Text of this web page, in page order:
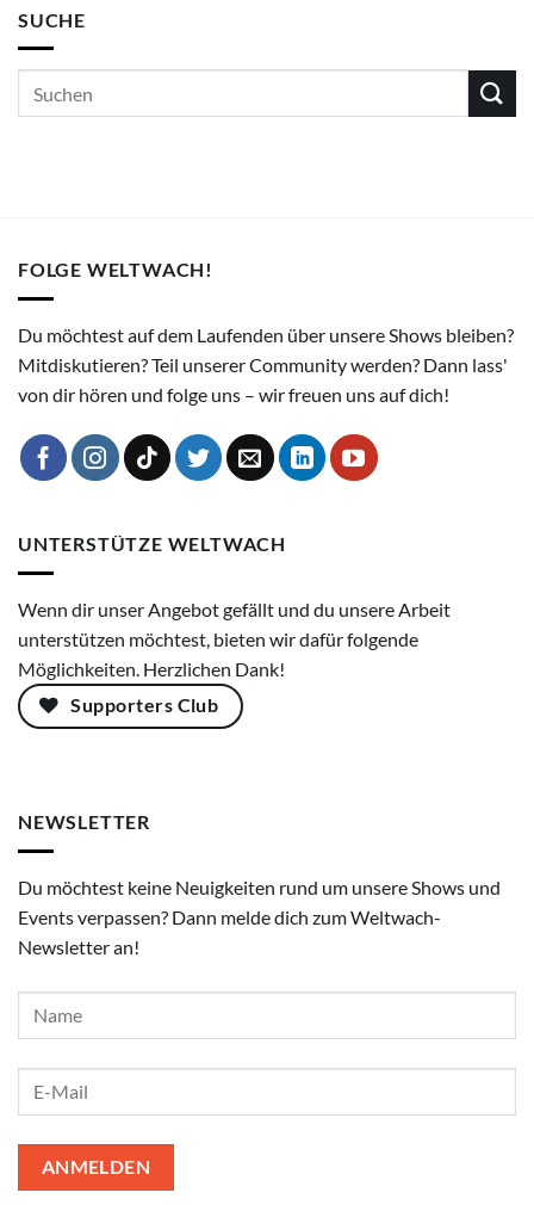
SUCHE
FOLGE WELTWACH!
Du möchtest auf dem Laufenden über unsere Shows bleiben?
Mitdiskutieren? Teil unserer Community werden? Dann lass'
von dir hören und folge uns – wir freuen uns auf dich!
UNTERSTÜTZE WELTWACH
Wenn dir unser Angebot gefällt und du unsere Arbeit
unterstützen möchtest, bieten wir dafür folgende
Möglichkeiten. Herzlichen Dank!
Supporters Club
NEWSLETTER
Du möchtest keine Neuigkeiten rund um unsere Shows und
Events verpassen? Dann melde dich zum Weltwach-
Newsletter an!